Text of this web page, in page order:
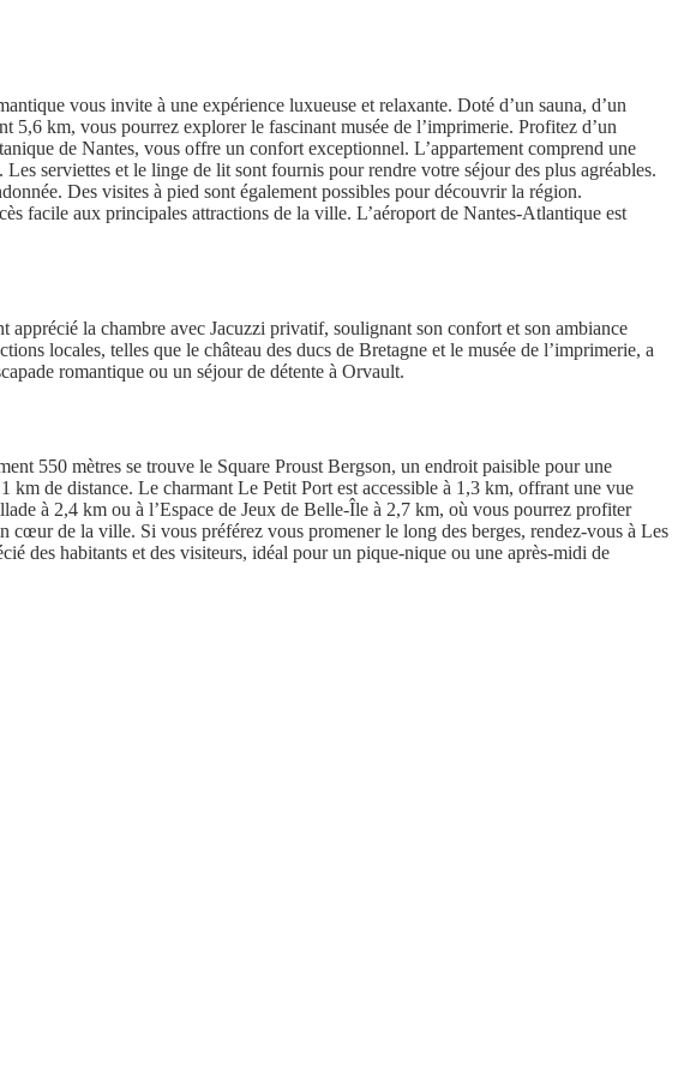
vous invite à une expérience luxueuse et relaxante. Doté d’un sauna, d’un
5,6 km, vous pourrez explorer le fascinant musée de l’imprimerie. Profitez d’un
de Nantes, vous offre un confort exceptionnel. L’appartement comprend une
serviettes et le linge de lit sont fournis pour rendre votre séjour des plus agréables.
Des visites à pied sont également possibles pour découvrir la région.
facile aux principales attractions de la ville. L’aéroport de Nantes-Atlantique est
la chambre avec Jacuzzi privatif, soulignant son confort et son ambiance
locales, telles que le château des ducs de Bretagne et le musée de l’imprimerie, a
romantique ou un séjour de détente à Orvault.
550 mètres se trouve le Square Proust Bergson, un endroit paisible pour une
km de distance. Le charmant Le Petit Port est accessible à 1,3 km, offrant une vue
à 2,4 km ou à l’Espace de Jeux de Belle-Île à 2,7 km, où vous pourrez profiter
de la ville. Si vous préférez vous promener le long des berges, rendez-vous à Les
des habitants et des visiteurs, idéal pour un pique-nique ou une après-midi de